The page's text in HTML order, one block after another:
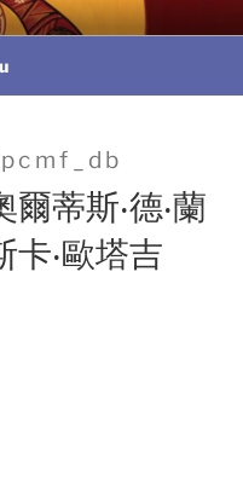
委員會
蒂斯‧德‧蘭
卡‧歐塔吉